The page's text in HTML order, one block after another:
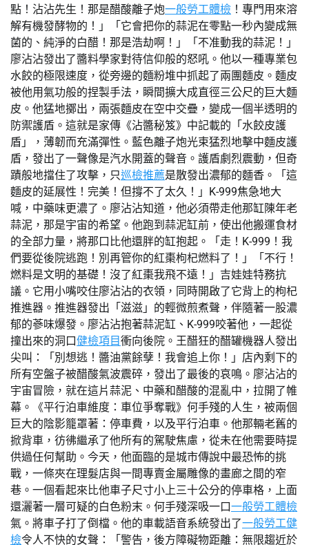
點！沾沾先生！那是醋酸離子炮一般勞工體檢 ！專門用來溶
解有機發酵物的！」「它會把你的蒜泥在零點一秒內變成無
菌的、純淨的白醋！那是浩劫啊！」「不准動我的蒜泥！」
廖沾沾發出了醬料學家對待信仰般的怒吼。他以一種專業包
水餃的極限速度，從旁邊的麵粉堆中抓起了兩團麵皮。麵皮
被他用氣功般的捏製手法，瞬間擴大成直徑三公尺的巨大麵
皮。他猛地擲出，兩張麵皮在空中交疊，變成一個半透明的
防禦護盾。這就是家傳《沾醬秘笈》中記載的「水餃皮護
盾」，薄韌而充滿彈性。藍色離子炮光束猛烈地擊中麵皮護
盾，發出了一聲像是汽水開蓋的聲音。護盾劇烈震動，但奇
蹟般地擋住了攻擊，只巡檢推薦是散發出濃郁的麵香。「這
麵皮的延展性！完美！但撐不了太久！」K-999焦急地大
喊，中藥味更濃了。廖沾沾知道，他必須帶走他那缸陳年老
蒜泥，那是宇宙的希望。他跑到蒜泥缸前，使出他搬運食材
的全部力量，將那口比他還胖的缸抱起。「走！K-999！我
們要從後院逃跑！別再管你的紅棗枸杞燃料了！」「不行！
燃料是文明的基礎！沒了紅棗我飛不遠！」吉娃娃特務抗
議。它用小嘴咬住廖沾沾的衣領，同時開啟了它背上的枸杞
推進器。推進器發出「滋滋」的輕微煎煮聲，伴隨著一股濃
郁的蔘味爆發。廖沾沾抱著蒜泥缸、K-999咬著他，一起從
撞出來的洞口健檢項目衝向後院。王醋狂的醋罐機器人發出
尖叫：「別想逃！醬油黨餘孽！我會追上你！」店內剩下的
所有空盤子被醋酸氣波震碎，發出了最後的哀鳴。廖沾沾的
宇宙冒險，就在這片蒜泥、中藥和醋酸的混亂中，拉開了帷
幕。《平行泊車維度：車位爭奪戰》何手殘的人生，被兩個
巨大的陰影籠罩著：停車費，以及平行泊車。他那輛老舊的
掀背車，彷彿繼承了他所有的駕駛焦慮，從未在他需要時提
供過任何幫助。今天，他面臨的是城市傳說中最恐怖的挑
戰，一條夾在理髮店與一間專賣金屬雕像的畫廊之間的窄
巷。一個看起來比他車子尺寸小上三十公分的停車格，上面
還灑著一層可疑的白色粉末。何手殘深吸一口一般勞工體檢
氣。將車子打了倒檔。他的車載語音系統發出了一般勞工健
檢令人不快的女聲：「警告，後方障礙物距離：無限趨近於